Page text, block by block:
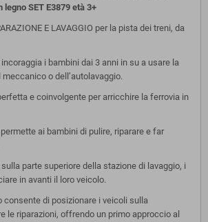
SET E3879 età 3+
E LAVAGGIO per la pista dei treni, da
i bambini dai 3 anni in su a usare la
o dell’autolavaggio.
e coinvolgente per arricchire la ferrovia in
ai bambini di pulire, riparare e far
parte superiore della stazione di lavaggio, i
in avanti il loro veicolo.
consente di posizionare i veicoli sulla
le riparazioni, offrendo un primo approccio al